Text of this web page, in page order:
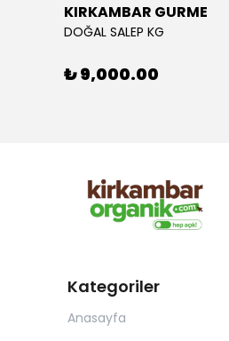
KIRKAMBAR GURME
DOĞAL SALEP KG
₺ 9,000.00
Kategoriler
Anasayfa